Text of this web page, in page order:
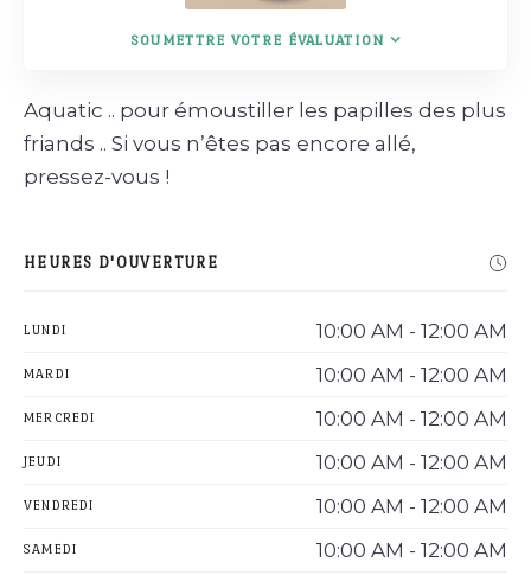
SOUMETTRE VOTRE ÉVALUATION
Aquatic .. pour émoustiller les papilles des plus
friands .. Si vous n’êtes pas encore allé,
pressez-vous !
HEURES D'OUVERTURE
LUNDI 10:00 AM - 12:00 AM
MARDI 10:00 AM - 12:00 AM
MERCREDI 10:00 AM - 12:00 AM
JEUDI 10:00 AM - 12:00 AM
VENDREDI 10:00 AM - 12:00 AM
SAMEDI 10:00 AM - 12:00 AM